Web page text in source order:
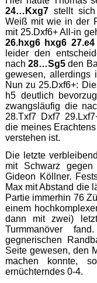
24…Kxg7stellt sich
Weiß mit wie in der
mit 25.Dxf6+ All‑in
26.hxg6 hxg6 27.e4
leider den
nach28…Sg5 den
gewesen, allerdings
Nun zu 25.Dxf6+:
h5 deutlich
zwangsläufig die
28.Txf7 Dxf7
die meines
verstehen ist.
Die letzte
mit Schwarz gegen
Gideon Köllner.
Max mit Abstand die
Partie immerhin 76
einem
dann mit zwei)
Turmmanöver
gegnerischen
Seite gewesen, den
machen konnte,
ernüchterndes 0-4.